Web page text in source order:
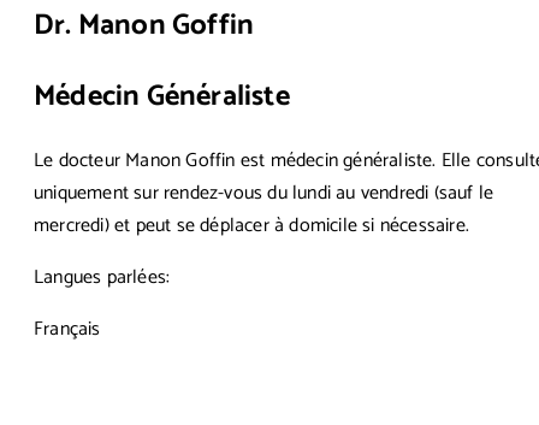
Dr. Manon Goffin
Médecin Généraliste
Le docteur Manon Goffin est médecin généraliste. Elle
uniquement sur rendez-vous du lundi au vendredi (sauf le
mercredi) et peut se déplacer à domicile si nécessaire.
Langues parlées:
Français